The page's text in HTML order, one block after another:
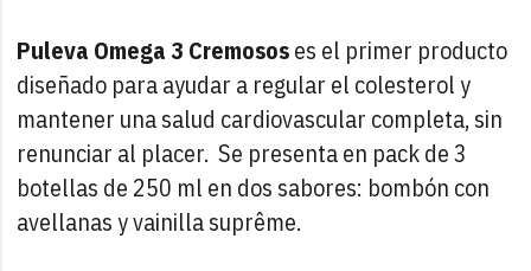
Puleva Omega 3 Cremososes el primer producto
diseñado para ayudar a regular el colesterol y
mantener una salud cardiovascular completa, sin
renunciar al placer. Se presenta en pack de 3
botellas de 250 ml en dos sabores: bombón con
avellanas y vainilla suprême.